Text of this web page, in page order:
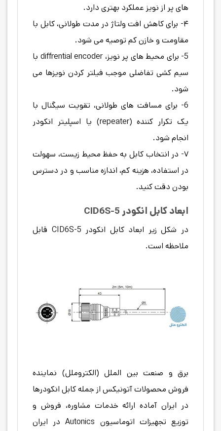
های پر از نویز عملکرد بهتری دارد.
۴- برای کاهش افت ولتاژ در مدت طولانی، کابل با
مقاومت و خازن کم توصیه می شود.
5- برای محیط های پر نویز، diffrential encoder با
سیم کشی تفاضلی موجب فیلتر کردن نویزها می
شود.
6- برای مسافت های طولانی، تقویت سیگنال با
یک تکرار کننده (repeater) یا اسپلیتر انکودر
انجام شود.
۷- در انتخاب کابل به حفظ محیط زیست، سهولت
در استفاده، هزینه کم، اندازه مناسب و در دسترس
بودن دقت کنید.
ابعاد کابل انکودر CID6S-5
در شکل زیر ابعاد کابل انکودر CID6S-5 قابل
ملاحظه است.
برق و صنعت بین الملل (الکتروملل) نماینده
فروش محصولات آتونیکس از جمله کابل انکودرها
در ایران آماده ارائه خدمات مشاوره، فروش و
توزیع تجهیزات اتوماسیون Autonics در ایران